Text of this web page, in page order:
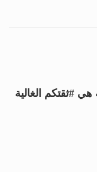
هي #ثقتكم الغالية